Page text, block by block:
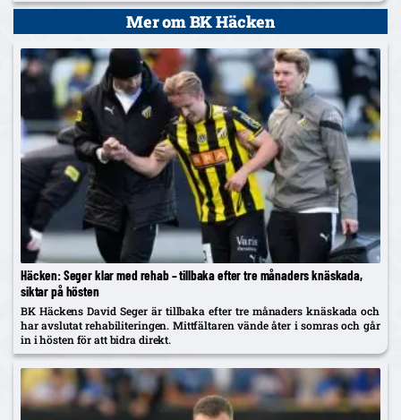
Mer om BK Häcken
Häcken: Seger klar med rehab – tillbaka efter tre månaders knäskada,
siktar på hösten
BK Häckens David Seger är tillbaka efter tre månaders knäskada och
har avslutat rehabiliteringen. Mittfältaren vände åter i somras och går
in i hösten för att bidra direkt.